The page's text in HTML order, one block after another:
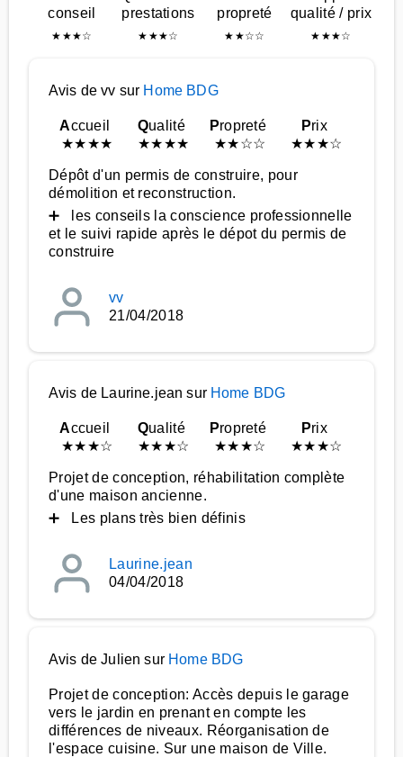
conseil
★ ★★☆
prestations
★ ★★☆
propreté
★ ★☆☆
qualité / prix
★ ★★☆
Avis de vv sur Home BDG
Accueil
★★★★
Qualité
★★★★
Propreté
★★☆☆
Prix
★★★☆
Dépôt d'un permis de construire, pour
démolition et reconstruction.
➕ les conseils la conscience professionnelle
et le suivi rapide après le dépot du permis de
construire
vv
21/04/2018
Avis de Laurine.jean sur Home BDG
Accueil
★★★☆
Qualité
★★★☆
Propreté
★★★☆
Prix
★★★☆
Projet de conception, réhabilitation complète
d'une maison ancienne.
➕ Les plans très bien définis
Laurine.jean
04/04/2018
Avis de Julien sur Home BDG
Projet de conception: Accès depuis le garage
vers le jardin en prenant en compte les
différences de niveaux. Réorganisation de
l'espace cuisine. Sur une maison de Ville.